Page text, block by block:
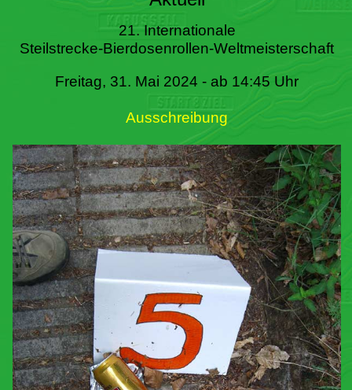
Literatur
Termine
21. Internationale
Steilstrecke-Bierdosenrollen-Weltmeisterschaft
Freitag, 31. Mai 2024 - ab 14:45 Uhr
Ausschreibung